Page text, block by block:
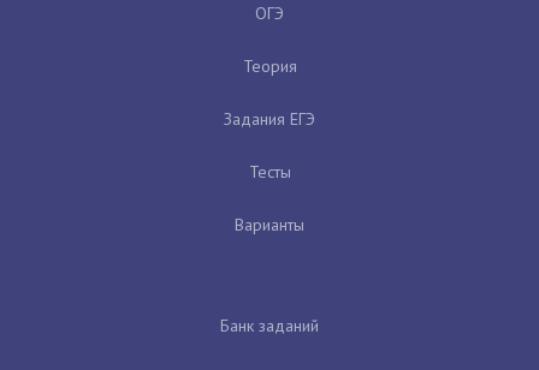
ОГЭ
Теория
Задания ЕГЭ
Тесты
Варианты
Банк заданий